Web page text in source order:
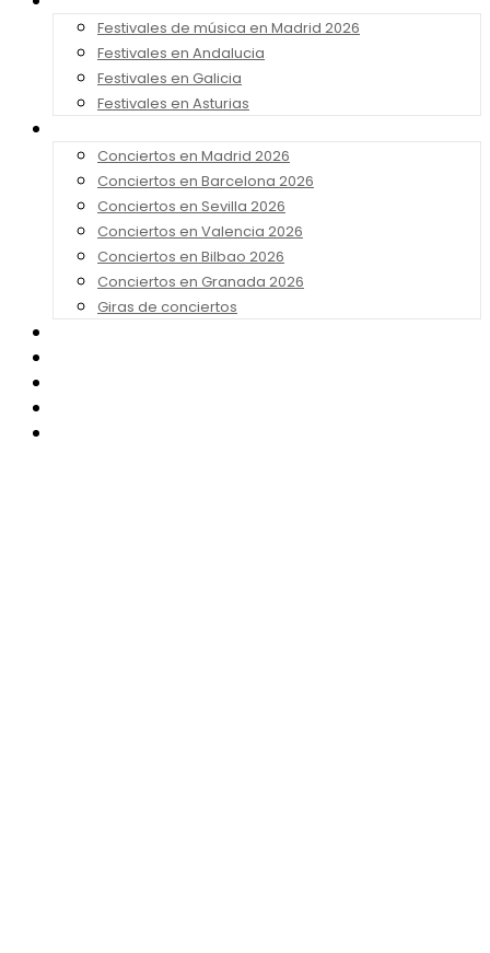
Festivales de música en Madrid 2026
Festivales en Andalucia
Festivales en Galicia
Festivales en Asturias
Conciertos en Madrid 2026
Conciertos en Barcelona 2026
Conciertos en Sevilla 2026
Conciertos en Valencia 2026
Conciertos en Bilbao 2026
Conciertos en Granada 2026
Giras de conciertos